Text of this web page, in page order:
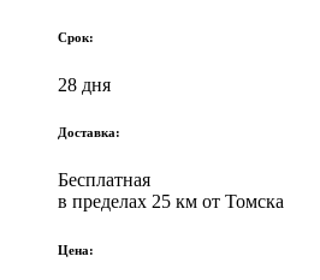
Срок:
28 дня
Доставка:
Бесплатная
в пределах 25 км от Томска
Цена: